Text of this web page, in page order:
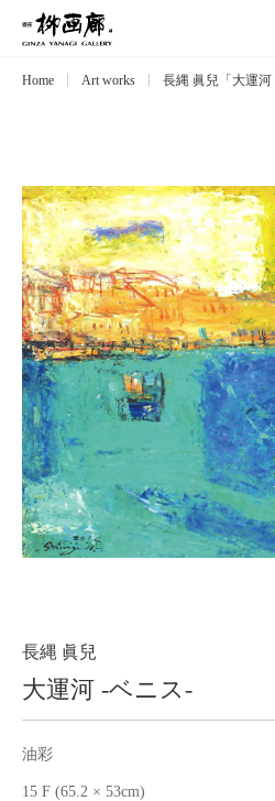
Exhibitions
Artists
Art works
Catalog
Schedule
About
Contact
Purchase assessment
Home Art works 長縄 眞兒「大運河
長縄 眞兒
大運河 -ベニス-
油彩
15 F (65.2 × 53cm)